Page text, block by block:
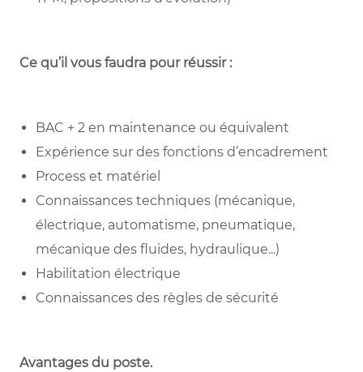
Ce qu’il vous faudra pour réussir :
BAC + 2 en maintenance ou équivalent
Expérience sur des fonctions d’encadrement
Process et matériel
Connaissances techniques (mécanique,
électrique, automatisme, pneumatique,
mécanique des fluides, hydraulique...)
Habilitation électrique
Connaissances des règles de sécurité
Avantages du poste.